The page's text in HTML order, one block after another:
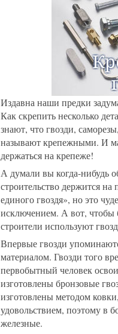
Издавна наши предки
Как скрепить несколько
знают, что гвозди,
называют крепежными. И
держаться на крепеже!
А думали вы когда-нибудь
строительство держится
единого гвоздя», но это
исключением. А вот, чтобы
строители используют
Впервые гвозди
материалом. Гвозди того
первобытный человек
изготовлены бронзовые
изготовлены методом
удовольствием, поэтому в
железные.